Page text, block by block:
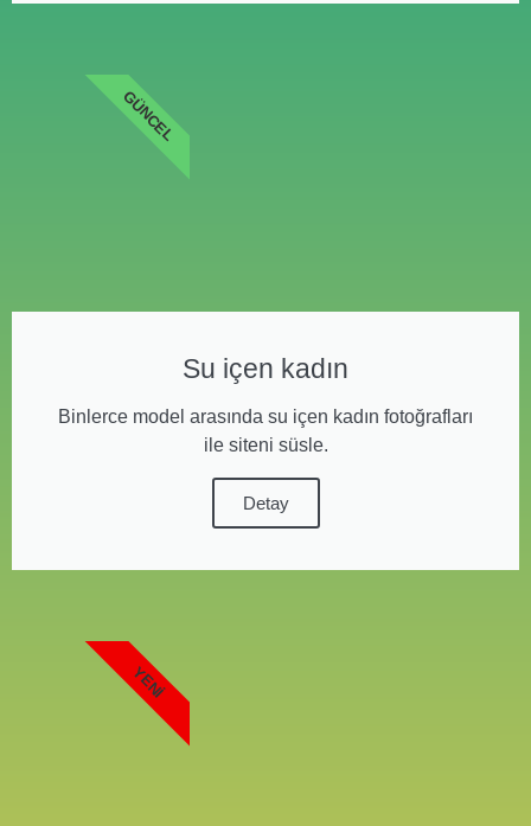
Su içen kadın
Binlerce model arasında su içen kadın fotoğrafları
ile siteni süsle.
Detay
GÜNCEL
YENI